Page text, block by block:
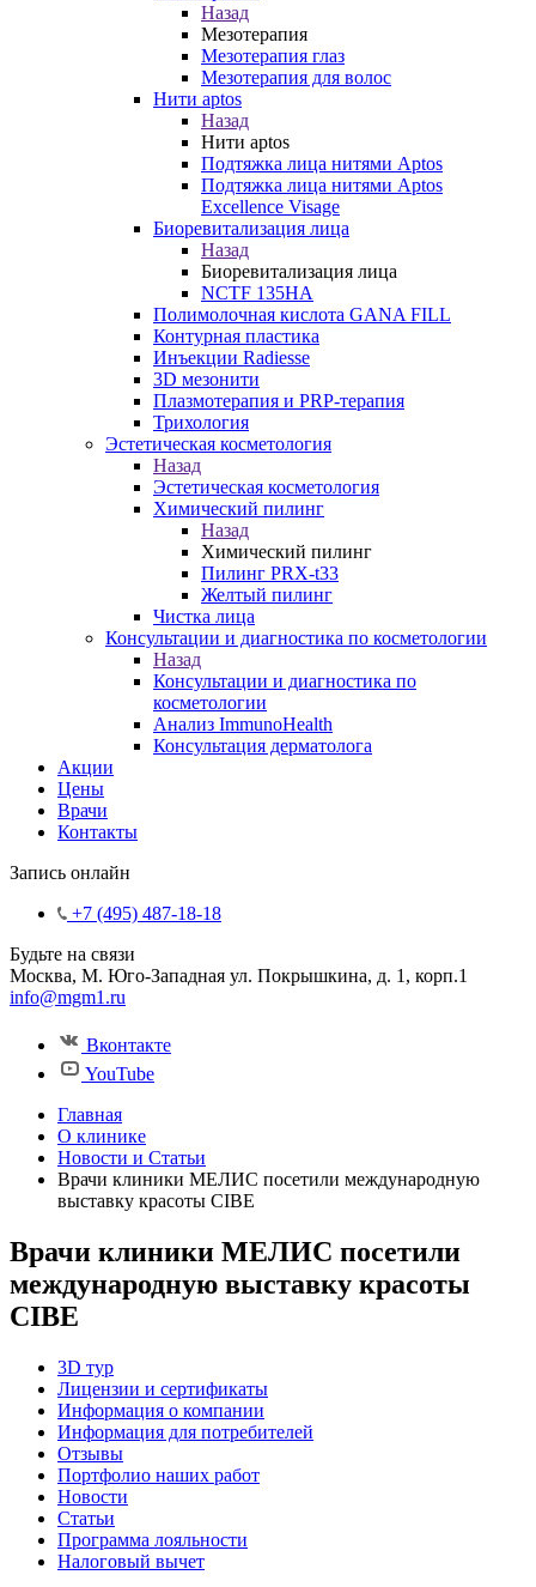
Назад
Мезотерапия
Мезотерапия глаз
Мезотерапия для волос
Нити aptos
Назад
Нити aptos
Подтяжка лица нитями Aptos
Подтяжка лица нитями Aptos
Excellence Visage
Биоревитализация лица
Назад
Биоревитализация лица
NCTF 135HA
Полимолочная кислота GANA FILL
Контурная пластика
Инъекции Radiesse
3D мезонити
Плазмотерапия и PRP-терапия
Трихология
Эстетическая косметология
Назад
Эстетическая косметология
Химический пилинг
Назад
Химический пилинг
Пилинг PRX-t33
Желтый пилинг
Чистка лица
Консультации и диагностика по косметологии
Назад
Консультации и диагностика по
косметологии
Анализ ImmunoHealth
Консультация дерматолога
Акции
Цены
Врачи
Контакты
Запись онлайн
+7 (495) 487-18-18
Будьте на связи
Москва, М. Юго-Западная ул. Покрышкина, д. 1, корп.1
info@mgm1.ru
Вконтакте
YouTube
Главная
О клинике
Новости и Статьи
Врачи клиники МЕЛИС посетили международную
выставку красоты CIBE
Врачи клиники МЕЛИС посетили
международную выставку красоты
CIBE
3D тур
Лицензии и сертификаты
Информация о компании
Информация для потребителей
Отзывы
Портфолио наших работ
Новости
Статьи
Программа лояльности
Налоговый вычет